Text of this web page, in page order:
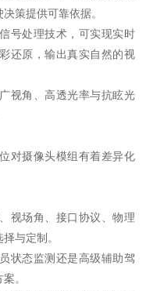
策提供可靠依据。
号处理技术，可实现实时
还原，输出真实自然的视
视角、高透光率与抗眩光
对摄像头模组有着差异化
视场角、接口协议、物理
与定制。
状态监测还是高级辅助驾
。